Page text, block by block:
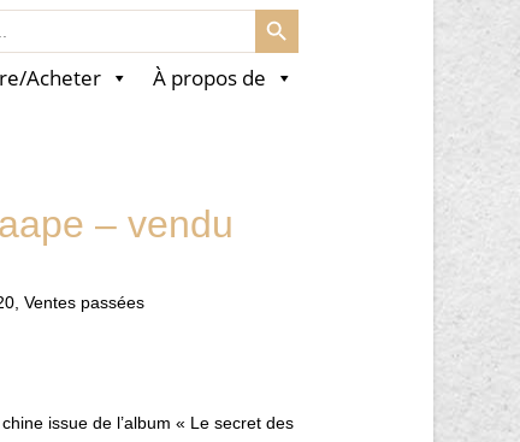
SEARCH BUTTON
Acheter À propos de
– vendu
, Ventes passées
issue de l’album « Le secret des